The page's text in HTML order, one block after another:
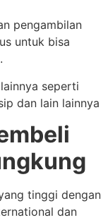
pengambilan
untuk bisa
seperti
dan lain lainnya
tinggi dengan
dan